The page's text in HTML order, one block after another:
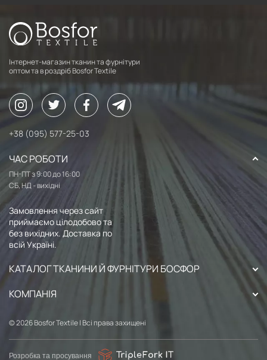
Інтернет-магазин тканин та фурнітури
оптом та в роздріб Bosfor Textile
+38 (095) 577-25-03
ЧАС РОБОТИ
ПН-ПТ з 9:00 до 16:00
СБ, НД - вихідні
Замовлення через сайт
приймаємо цілодобово та
без вихідних. Доставка по
всій Україні.
КАТАЛОГ ТКАНИНИ Й ФУРНІТУРИ БОСФОР
КОМПАНІЯ
© 2026 Bosfor Textile | Всі права захищені
Розробка та просування